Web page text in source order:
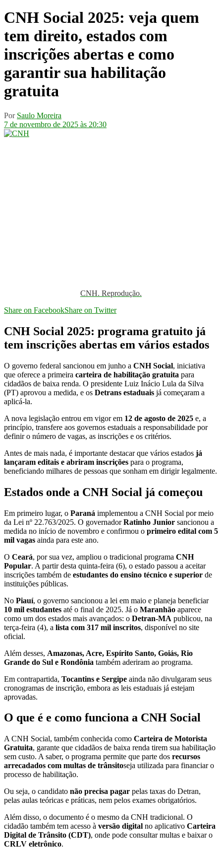
CNH Social 2025: veja quem
tem direito, estados com
inscrições abertas e como
garantir sua habilitação
gratuita
Por Saulo Moreira
7 de novembro de 2025 às 20:30
CNH. Reprodução.
Share on FacebookShare on Twitter
CNH Social 2025: programa gratuito já
tem inscrições abertas em vários estados
O governo federal sancionou em junho a CNH Social, iniciativa
que oferece a primeira carteira de habilitação gratuita para
cidadãos de baixa renda. O presidente Luiz Inácio Lula da Silva
(PT) aprovou a medida, e os Detrans estaduais já começaram a
aplicá-la.
A nova legislação entrou em vigor em 12 de agosto de 2025 e, a
princípio, transfere aos governos estaduais a responsabilidade por
definir o número de vagas, as inscrições e os critérios.
Antes de mais nada, é importante destacar que vários estados já
lançaram editais e abriram inscrições para o programa,
beneficiando milhares de pessoas que sonham em dirigir legalmente.
Estados onde a CNH Social já começou
Em primeiro lugar, o Paraná implementou a CNH Social por meio
da Lei nº 22.763/2025. O governadorRatinho Junior sancionou a
medida no início de novembro e confirmou o primeiro edital com 5
mil vagas ainda para este ano.
O Ceará, por sua vez, ampliou o tradicional programa CNH
Popular. A partir desta quinta-feira (6), o estado passou a aceitar
inscrições também de estudantes do ensino técnico e superior de
instituições públicas.
No Piauí, o governo sancionou a lei em maio e planeja beneficiar
10 mil estudantes até o final de 2025. Já o Maranhão aparece
como um dos estados mais avançados: o Detran-MA publicou, na
terça-feira (4), a lista com 317 mil inscritos, disponível no site
oficial.
Além desses, Amazonas, Acre, Espírito Santo, Goiás, Rio
Grande do Sul e Rondônia também aderiram ao programa.
Em contrapartida, Tocantins e Sergipe ainda não divulgaram seus
cronogramas de inscrição, embora as leis estaduais já estejam
aprovadas.
O que é e como funciona a CNH Social
A CNH Social, também conhecida como Carteira de Motorista
Gratuita, garante que cidadãos de baixa renda tirem sua habilitação
sem custo. A saber, o programa permite que parte dos recursos
arrecadados com multas de trânsitoseja utilizada para financiar o
processo de habilitação.
Ou seja, o candidato não precisa pagar pelas taxas do Detran,
pelas aulas teóricas e práticas, nem pelos exames obrigatórios.
Além disso, o documento é o mesmo da CNH tradicional. O
cidadão também tem acesso à versão digital no aplicativo Carteira
Digital de Trânsito (CDT), onde pode consultar multas e baixar o
CRLV eletrônico.